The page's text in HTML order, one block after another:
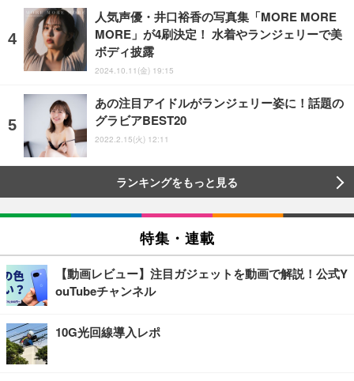
人気声優・井口裕香の写真集「MORE MORE
MORE」が4刷決定！ 水着やランジェリーで美
ボディ披露
2024.10.11(金) 19:15
あの注目アイドルがランジェリー姿に！話題の
グラビアBEST20
2022.2.15(火) 12:11
ランキングをもっと見る
特集・連載
【動画レビュー】注目ガジェットを動画で解説！公式Y
ouTubeチャンネル
10G光回線導入レポ